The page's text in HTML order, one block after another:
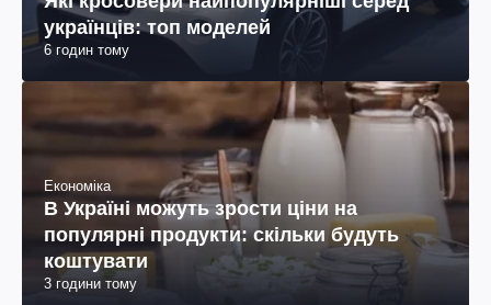
українців: топ моделей
6 годин тому
Економіка
В Україні можуть зрости ціни на
популярні продукти: скільки будуть
коштувати
3 години тому